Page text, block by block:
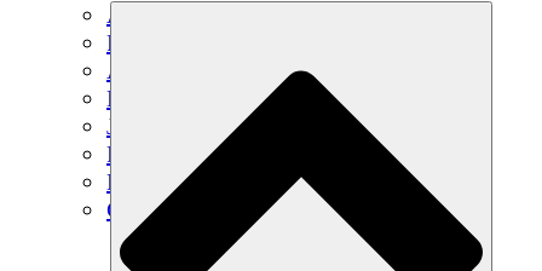
Agricultura sostenible
Recuperación de terremotos
Agua limpia
Empoderamiento de la mujer
Jóvenes y estudiantes
Preservación cultural y diálogo
Desarrollo de capacidades
Créditos de carbono